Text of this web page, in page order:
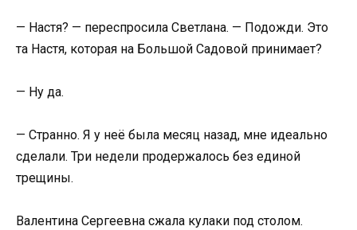
— Настя? — переспросила Светлана. — Подожди. Это
та Настя, которая на Большой Садовой принимает?
— Ну да.
— Странно. Я у неё была месяц назад, мне идеально
сделали. Три недели продержалось без единой
трещины.
Валентина Сергеевна сжала кулаки под столом.